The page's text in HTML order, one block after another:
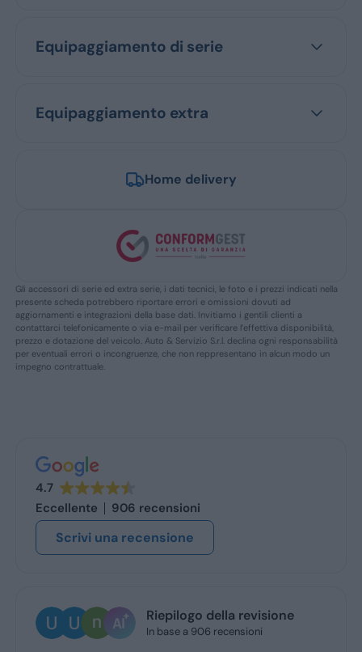
Equipaggiamento di serie
Equipaggiamento extra
Home delivery
Gli accessori di serie ed extra serie, i dati tecnici, le foto e i prezzi indicati nella
presente scheda potrebbero riportare errori e omissioni dovuti ad
aggiornamenti e integrazioni della base dati. Invitiamo i gentili clienti a
contattarci telefonicamente o via e-mail per verificare l’effettiva disponibilità,
prezzo e dotazione del veicolo. Auto & Servizio S.r.l. declina ogni responsabilità
per eventuali errori o incongruenze, che non reppresentano in alcun modo un
impegno contrattuale.
4.7
Eccellente
906 recensioni
Scrivi una recensione
Riepilogo della revisione
In base a 906 recensioni